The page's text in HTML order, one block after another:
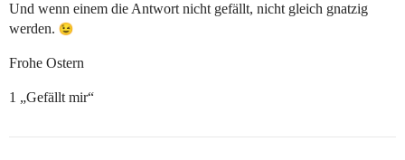
Und wenn einem die Antwort nicht gefällt, nicht gleich gnatzig
werden.
Frohe Ostern
1 „Gefällt mir“